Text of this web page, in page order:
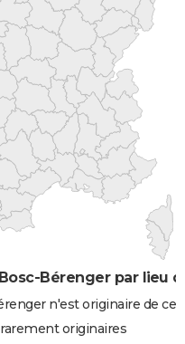
Bérenger par lieu
n'est originaire de ce
originaires